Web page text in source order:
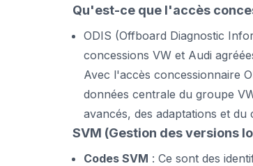
Qu'est-ce que l'accès
ODIS (Offboard Diagnostic
concessions VW et Audi
Avec l'accès concessionnaire
données centrale du groupe
avancés, des adaptations et du
SVM (Gestion des versions
Codes SVM : Ce sont des